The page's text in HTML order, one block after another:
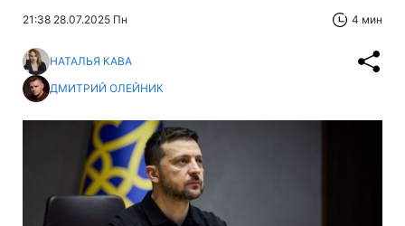
21:38 28.07.2025 Пн 4 мин
НАТАЛЬЯ КАВА
ДМИТРИЙ ОЛЕЙНИК